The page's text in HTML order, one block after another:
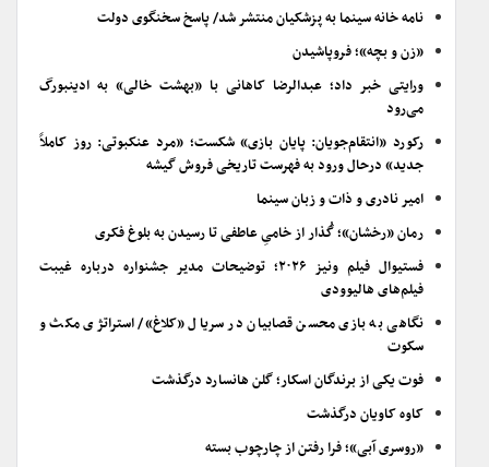
نامه خانه سینما به پزشکیان منتشر شد/ پاسخ سخنگوی دولت
«زن و بچه»؛ فروپاشیدن
ورایتی خبر داد؛ عبدالرضا کاهانی با «بهشت خالی» به ادینبورگ
می‌رود
رکورد «انتقام‌جویان: پایان بازی» شکست؛ «مرد عنکبوتی: روز کاملاً
جدید» درحال ورود به فهرست تاریخی فروش گیشه
امیر نادری و ذات و زبان سینما
رمان «رخشان»؛ گُذار از خامیِ عاطفی تا رسیدن به بلوغ فکری
فستیوال فیلم ونیز ۲۰۲۶؛ توضیحات مدیر جشنواره درباره غیبت
فیلم‌های هالیوودی
نگاهی به بازی محسن قصابیان در سریال «کلاغ»/ استراتژی مکث و
سکوت
فوت یکی از برندگان اسکار؛ گلن هانسارد درگذشت
کاوه کاویان درگذشت
«روسری آبی»؛ فرا رفتن از چارچوب بسته